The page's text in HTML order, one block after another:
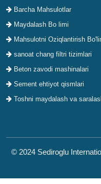
Barcha Mahsulotlar
Maydalash Bo limi
Mahsulotni Oziqlantirish
sanoat chang filtri tizimlari
Beton zavodi mashinalari
Sement ehtiyot qismlari
Toshni maydalash va
© 2024 Sediroglu